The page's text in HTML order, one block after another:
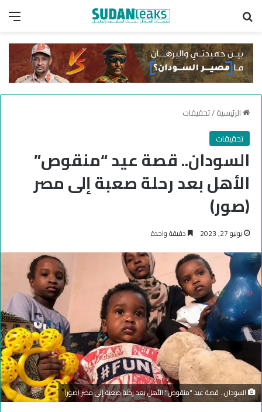
الرئيسية/تحقيقات
تحقيقات
السودان.. قصة عيد “منقوص”
الأهل بعد رحلة صعبة إلى مصر
(صور)
يونيو 27, 2023 دقيقة واحدة
السودان.. قصة عيد "منقوص" الأهل بعد رحلة صعبة إلى مصر (صور)